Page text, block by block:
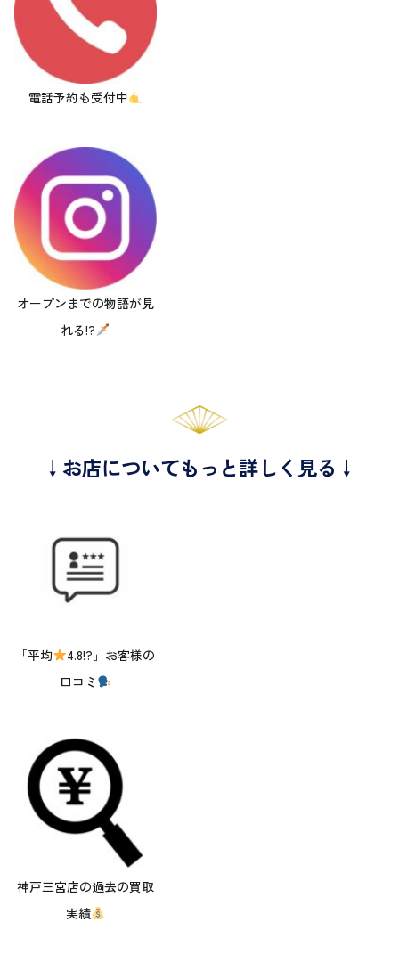
電話予約も受付中
オープンまでの物語が見
れる!?
↓お店についてもっと詳しく見る↓
「平均
4.8!?」お客様の
口コミ
神戸三宮店の過去の買取
実績